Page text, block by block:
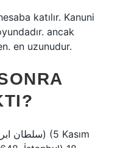
katılır. Kanuni
ancak
en uzunudur.